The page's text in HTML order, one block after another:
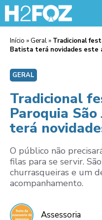
Início » Geral » Tradicional
Batista terá novidades este
GERAL
Tradicional
Paroquia
terá
O público não
filas para se servir.
churrasqueiras e um
acompanhamento.
Assessoria